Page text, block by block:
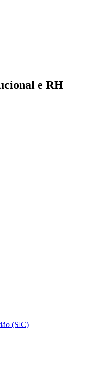
e RH
(SIC)